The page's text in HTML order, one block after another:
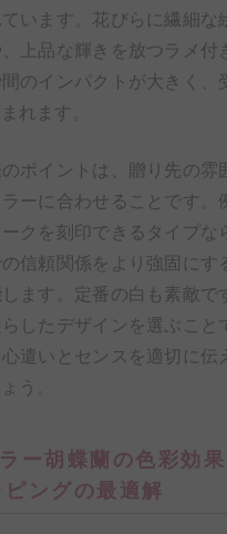
ています。花びらに繊細な
上品な輝きを放つラメ付
間のインパクトが大きく、
れます。
ポイントは、贈り先の雰
ーに合わせることです。
ークを刻印できるタイプな
信頼関係をより強固にす
します。定番の白も素敵で
したデザインを選ぶこと
遣いとセンスを適切に伝
う。
ー胡蝶蘭の色彩効
ピングの最適解